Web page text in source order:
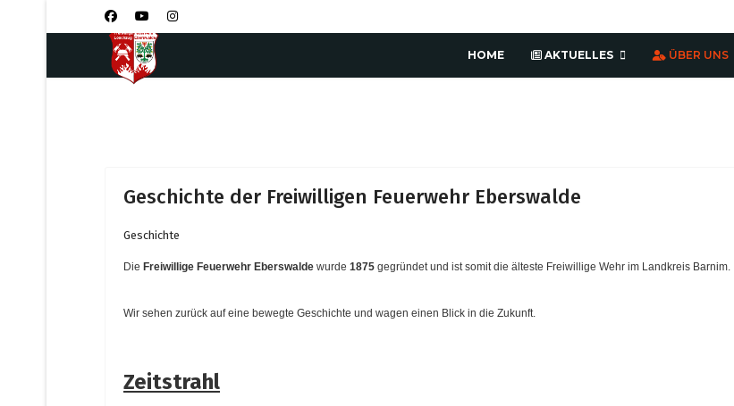
HOME AKTUELLES ÜBER UNS
Geschichte der Freiwilligen Feuerwehr Eberswalde
Geschichte
Die Freiwillige Feuerwehr Eberswalde wurde 1875 gegründet und ist somit die älteste Freiwillige Wehr im Landkreis Barnim.
Wir sehen zurück auf eine bewegte Geschichte und wagen einen Blick in die Zukunft.
Zeitstrahl